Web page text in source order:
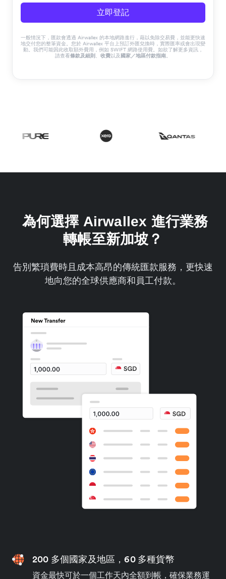
立即登記
一般情況下，匯款會透過 Airwallex 的本地網路進行，藉以免除交易費，並能更快速
地交付您的整筆資金。您於 Airwallex 平台上預訂外匯兌換時，實際匯率或會出現變
動。我們可能因此收取額外費用，例如 SWIFT 網路使用費。如欲了解更多資訊，
請查看條款及細則 、 收費以及 國家／地區付款指南。
為何選擇 Airwallex 進行業務
轉帳至新加坡？
告別繁瑣費時且成本高昂的傳統匯款服務，更快速
地向您的全球供應商和員工付款。
200 多個國家及地區，60 多種貨幣
資金最快可於一個工作天內全額到帳，確保業務運